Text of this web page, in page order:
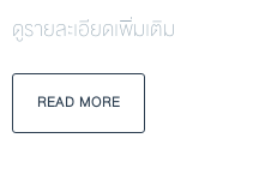
ดูรายละเอียดเพิ่มเติม
READ MORE